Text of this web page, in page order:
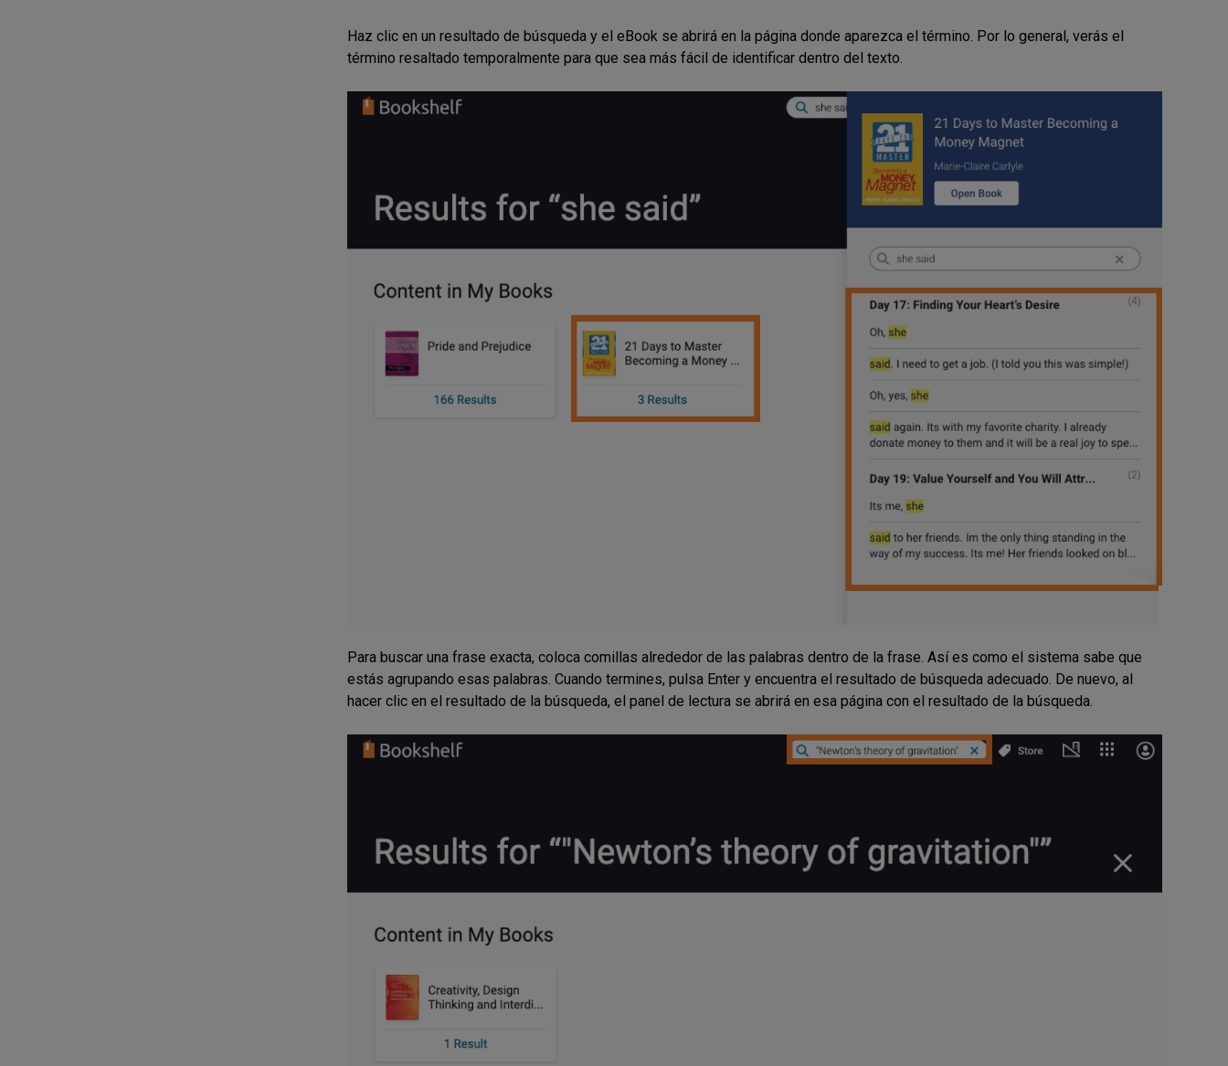
Haz clic en un resultado de búsqueda y el eBook se abrirá en la página donde aparezca el término. Por lo general, verás el
término resaltado temporalmente para que sea más fácil de identificar dentro del texto.
Para buscar una frase exacta, coloca comillas alrededor de las palabras dentro de la frase. Así es como el sistema sabe que
estás agrupando esas palabras. Cuando termines, pulsa Enter y encuentra el resultado de búsqueda adecuado. De nuevo, al
hacer clic en el resultado de la búsqueda, el panel de lectura se abrirá en esa página con el resultado de la búsqueda.